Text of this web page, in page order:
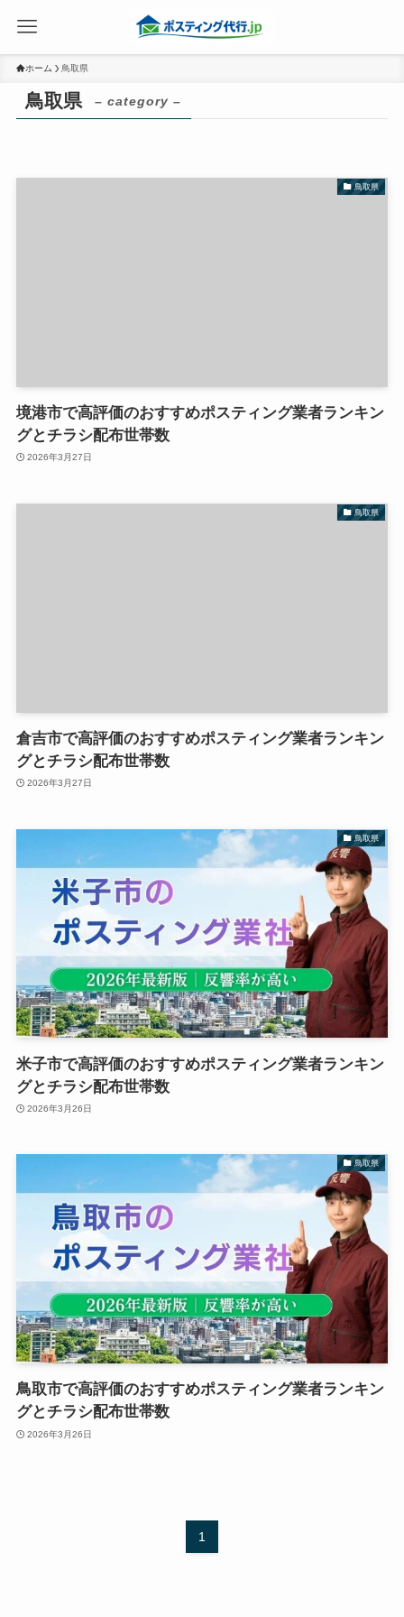
ホーム 鳥取県
鳥取県 – category –
鳥取県
境港市で高評価のおすすめポスティング業者ランキン
グとチラシ配布世帯数
2026年3月27日
鳥取県
倉吉市で高評価のおすすめポスティング業者ランキン
グとチラシ配布世帯数
2026年3月27日
鳥取県
米子市で高評価のおすすめポスティング業者ランキン
グとチラシ配布世帯数
2026年3月26日
鳥取県
鳥取市で高評価のおすすめポスティング業者ランキン
グとチラシ配布世帯数
2026年3月26日
1